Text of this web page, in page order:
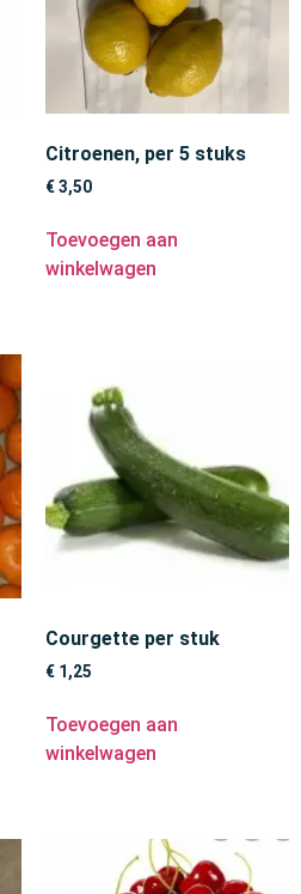
Citroenen, per 5 stuks
€3,50
Toevoegen aan
winkelwagen
Courgette per stuk
€ 1,25
Toevoegen aan
winkelwagen